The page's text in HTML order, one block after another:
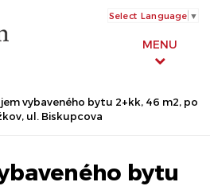
MENU
Select Language ▼
vybaveného bytu 2+kk, 46 m2, po
ul. Biskupcova
bytu